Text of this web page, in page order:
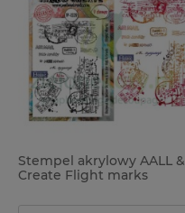
Stempel akrylowy AALL &
Create Flight marks